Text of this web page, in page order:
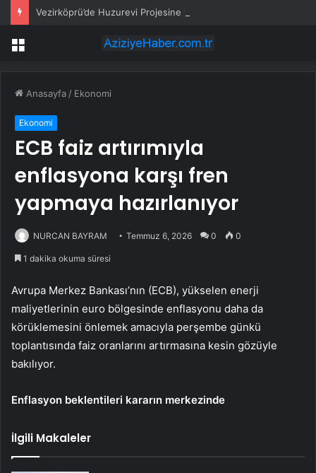
Vezirköprü’de Huzurevi Projesine 192 Milyon TL Destek
Menü
Anasayfa / Ekonomi
Ekonomi
ECB faiz artırımıyla
enflasyona karşı fren
yapmaya hazırlanıyor
NURCAN BAYRAM Temmuz 6, 2026 0 0
1 dakika okuma süresi
Avrupa Merkez Bankası’nın (ECB), yükselen enerji
maliyetlerinin euro bölgesinde enflasyonu daha da
körüklemesini önlemek amacıyla perşembe günkü
toplantısında faiz oranlarını artırmasına kesin gözüyle
bakılıyor.
Enflasyon beklentileri kararın merkezinde
İlgili Makaleler